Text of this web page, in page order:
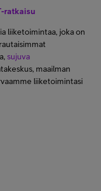
ratkaisu
liiketoimintaa, joka on
sujuva
maailman
liiketoimintasi